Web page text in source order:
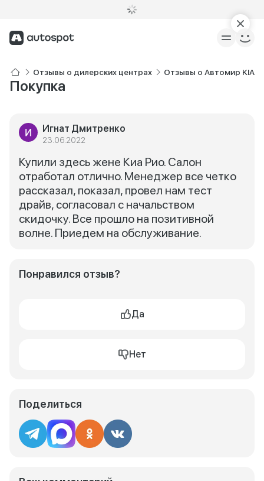
Отзывы о дилерских центрах Отзывы о Автомир KIA
Покупка
Игнат Дмитренко
23.06.2022
Купили здесь жене Киа Рио. Салон
отработал отлично. Менеджер все четко
рассказал, показал, провел нам тест
драйв, согласовал с начальством
скидочку. Все прошло на позитивной
волне. Приедем на обслуживание.
Понравился отзыв?
Да
Нет
Поделиться